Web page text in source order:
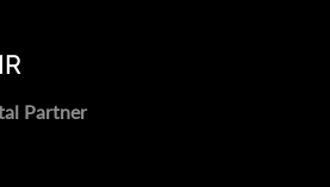
Partner